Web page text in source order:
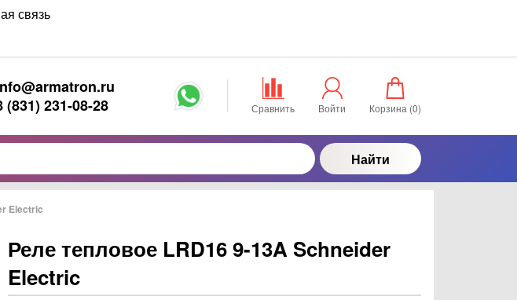
связь
(831) 231-08-28
Сравнить Войти Корзина (0)
Найти
Electric
Реле тепловое LRD16 9-13A Schneider
Electric